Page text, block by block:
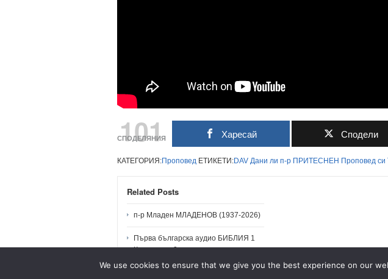
101
СПОДЕЛЯНИЯ Харесай Сподели
КАТЕГОРИЯ:Проповед ЕТИКЕТИ:DAV Дани ли п-р ПРИТЕСНЕН Проповед си
Related Posts
п-р Младен МЛАДЕНОВ (1937-2026)
Първа българска аудио БИБЛИЯ 1
Коринтяни 9
п-р МЛАДЕН: Проповеди и Послания
We use cookies to ensure that we give you the best experience on our